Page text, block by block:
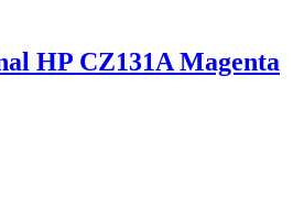
HP CZ131A Magenta